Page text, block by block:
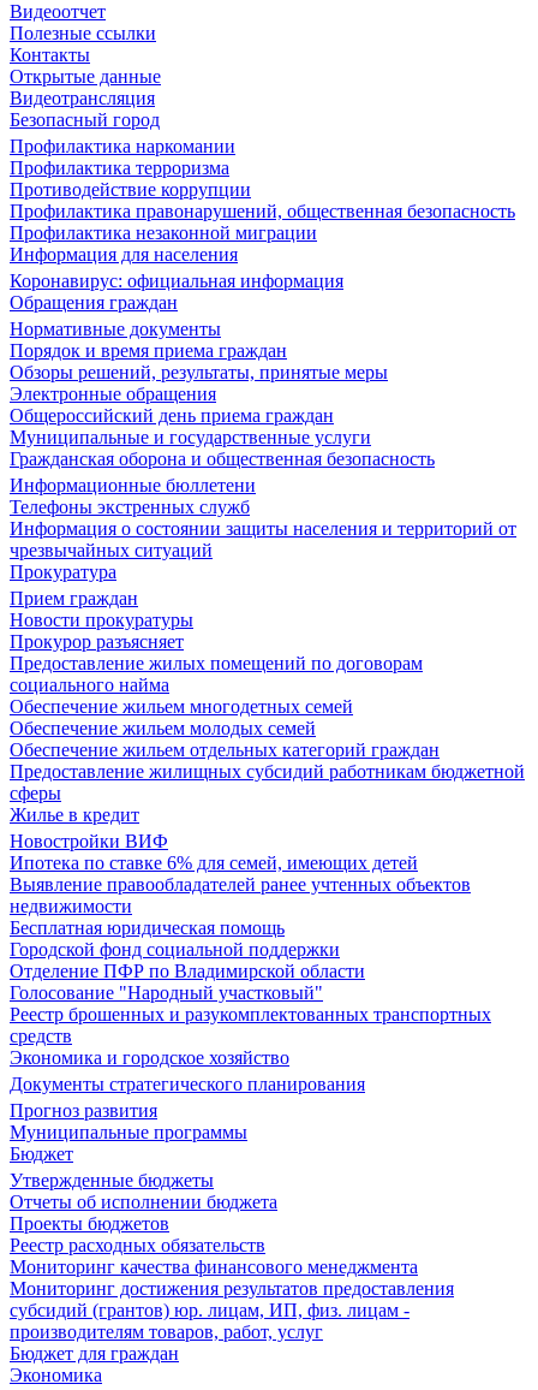
Видеоотчет
Полезные ссылки
Контакты
Открытые данные
Видеотрансляция
Безопасный город
Профилактика наркомании
Профилактика терроризма
Противодействие коррупции
Профилактика правонарушений, общественная безопасность
Профилактика незаконной миграции
Информация для населения
Коронавирус: официальная информация
Обращения граждан
Нормативные документы
Порядок и время приема граждан
Обзоры решений, результаты, принятые меры
Электронные обращения
Общероссийский день приема граждан
Муниципальные и государственные услуги
Гражданская оборона и общественная безопасность
Информационные бюллетени
Телефоны экстренных служб
Информация о состоянии защиты населения и территорий от
чрезвычайных ситуаций
Прокуратура
Прием граждан
Новости прокуратуры
Прокурор разъясняет
Предоставление жилых помещений по договорам
социального найма
Обеспечение жильем многодетных семей
Обеспечение жильем молодых семей
Обеспечение жильем отдельных категорий граждан
Предоставление жилищных субсидий работникам бюджетной
сферы
Жилье в кредит
Новостройки ВИФ
Ипотека по ставке 6% для семей, имеющих детей
Выявление правообладателей ранее учтенных объектов
недвижимости
Бесплатная юридическая помощь
Городской фонд социальной поддержки
Отделение ПФР по Владимирской области
Голосование "Народный участковый"
Реестр брошенных и разукомплектованных транспортных
средств
Экономика и городское хозяйство
Документы стратегического планирования
Прогноз развития
Муниципальные программы
Бюджет
Утвержденные бюджеты
Отчеты об исполнении бюджета
Проекты бюджетов
Реестр расходных обязательств
Мониторинг качества финансового менеджмента
Мониторинг достижения результатов предоставления
субсидий (грантов) юр. лицам, ИП, физ. лицам -
производителям товаров, работ, услуг
Бюджет для граждан
Экономика